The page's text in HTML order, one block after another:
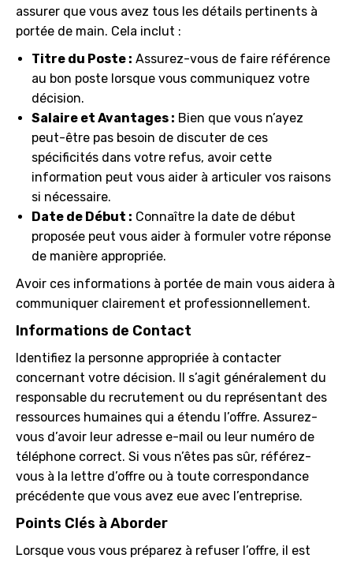
assurer que vous avez tous les détails pertinents à
portée de main. Cela inclut :
Titre du Poste : Assurez-vous de faire référence
au bon poste lorsque vous communiquez votre
décision.
Salaire et Avantages : Bien que vous n’ayez
peut-être pas besoin de discuter de ces
spécificités dans votre refus, avoir cette
information peut vous aider à articuler vos raisons
si nécessaire.
Date de Début : Connaître la date de début
proposée peut vous aider à formuler votre réponse
de manière appropriée.
Avoir ces informations à portée de main vous aidera à
communiquer clairement et professionnellement.
Informations de Contact
Identifiez la personne appropriée à contacter
concernant votre décision. Il s’agit généralement du
responsable du recrutement ou du représentant des
ressources humaines qui a étendu l’offre. Assurez-
vous d’avoir leur adresse e-mail ou leur numéro de
téléphone correct. Si vous n’êtes pas sûr, référez-
vous à la lettre d’offre ou à toute correspondance
précédente que vous avez eue avec l’entreprise.
Points Clés à Aborder
Lorsque vous vous préparez à refuser l’offre, il est